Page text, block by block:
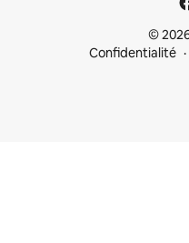
©
Confidentialité